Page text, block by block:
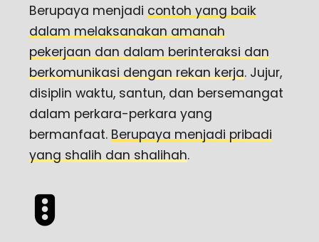
Berupaya menjadi contoh yang baik
dalam melaksanakan amanah
pekerjaan dan dalam berinteraksi dan
berkomunikasi dengan rekan kerja. Jujur,
disiplin waktu, santun, dan bersemangat
dalam perkara-perkara yang
bermanfaat. Berupaya menjadi pribadi
yang shalih dan shalihah.